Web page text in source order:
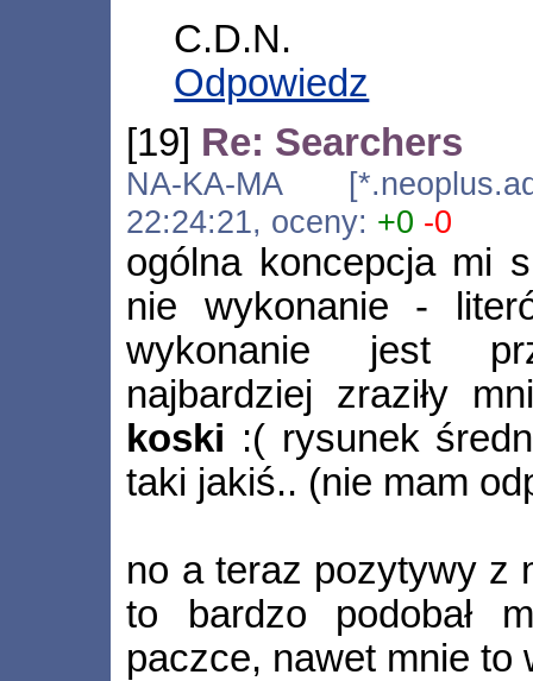
C.D.N.
Odpowiedz
[19] Re: Searchers
NA-KA-MA
22:24:21, oceny: +0 -0
ogólna koncepcja mi
nie wykonanie -
wykonanie jest
najbardziej zraziły
koski :( rysunek
taki jakiś.. (nie mam
no a teraz pozytywy z
to bardzo podobał
paczce, nawet mnie to